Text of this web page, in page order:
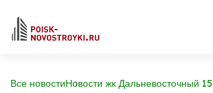
Все новостиНовости жк Дальневосточный 15